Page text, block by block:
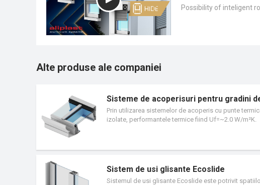
Possibility of inteligent
Alte produse ale companiei
Sisteme de acoperisuri pentru gradini
Prin utilizarea sistemelor de acoperis cu punte
izolate, performantele termice fiind Uf=~2.0 W/m²K.
Sistem de usi glisante Ecoslide
Sistemul de usi glisante Ecoslide este potrivit